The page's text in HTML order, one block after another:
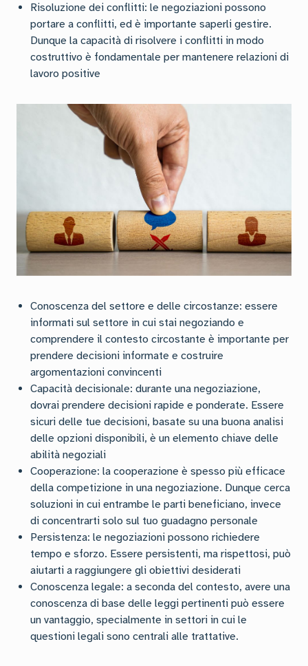
Risoluzione dei conflitti: le negoziazioni possono
portare a conflitti, ed è importante saperli gestire.
Dunque la capacità di risolvere i conflitti in modo
costruttivo è fondamentale per mantenere relazioni di
lavoro positive
Conoscenza del settore e delle circostanze: essere
informati sul settore in cui stai negoziando e
comprendere il contesto circostante è importante per
prendere decisioni informate e costruire
argomentazioni convincenti
Capacità decisionale: durante una negoziazione,
dovrai prendere decisioni rapide e ponderate. Essere
sicuri delle tue decisioni, basate su una buona analisi
delle opzioni disponibili, è un elemento chiave delle
abilità negoziali
Cooperazione: la cooperazione è spesso più efficace
della competizione in una negoziazione. Dunque cerca
soluzioni in cui entrambe le parti beneficiano, invece
di concentrarti solo sul tuo guadagno personale
Persistenza: le negoziazioni possono richiedere
tempo e sforzo. Essere persistenti, ma rispettosi, può
aiutarti a raggiungere gli obiettivi desiderati
Conoscenza legale: a seconda del contesto, avere una
conoscenza di base delle leggi pertinenti può essere
un vantaggio, specialmente in settori in cui le
questioni legali sono centrali alle trattative.